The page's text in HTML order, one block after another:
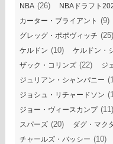
NBA (26) NBAドラフト
カーター・ブライアント (9)
グレッグ・ポポヴィッチ (25)
ケルドン (10) ケルドン・
ザック・コリンズ (22) ジ
ジュリアン・シャンパニー
ジョシュ・リチャードソン
ジョー・ヴィースカンプ(11)
スパーズ (20) ダグ・マク
チャールズ・バッシー (10)